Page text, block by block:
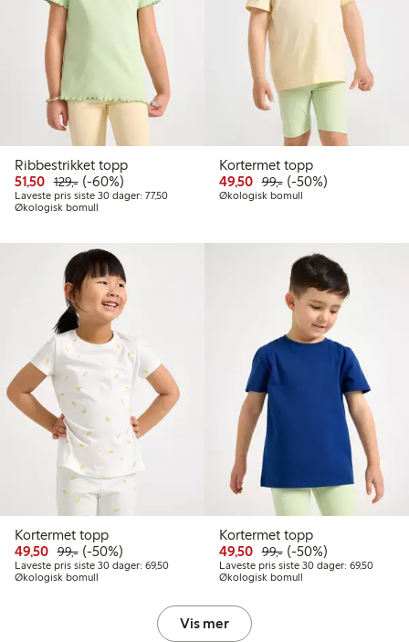
Ribbestrikket topp
51,50 Rabattert pris: 51,50 kr
129,-Vanlig pris: 129,00 kr
60% rabatt
(-60%)
Laveste pris siste 30 dager: 77,50Laveste pris siste 30 dager: 77,50 kr
Økologisk bomull
Kortermet topp
49,50 Rabattert pris: 49,50 kr
99,-Vanlig pris: 99,00 kr
50% rabatt
(-50%)
Økologisk bomull
Kortermet topp
49,50 Rabattert pris: 49,50 kr
99,-Vanlig pris: 99,00 kr
50% rabatt
(-50%)
Laveste pris siste 30 dager: 69,50Laveste pris siste 30 dager: 69,50 kr
Økologisk bomull
Kortermet topp
49,50 Rabattert pris: 49,50 kr
99,-Vanlig pris: 99,00 kr
50% rabatt
(-50%)
Laveste pris siste 30 dager: 69,50
Økologisk bomull
Vis mer